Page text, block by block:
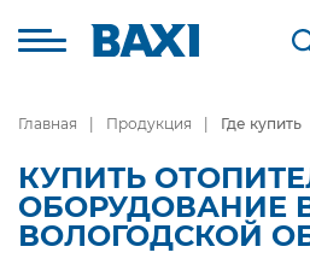
Главная Продукция Где купить
КУПИТЬ
ОБОРУДОВАНИЕ
ВОЛОГОДСКОЙ